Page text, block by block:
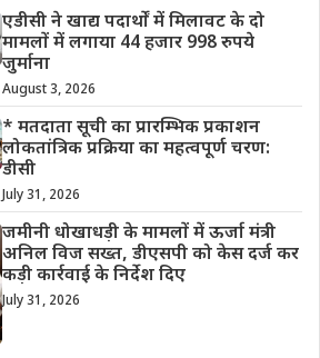
एडीसी ने खाद्य पदार्थों में मिलावट के दो
मामलों में लगाया 44 हजार 998 रुपये
जुर्माना
August 3, 2026
* मतदाता सूची का प्रारम्भिक प्रकाशन
लोकतांत्रिक प्रक्रिया का महत्वपूर्ण चरण:
डीसी
July 31, 2026
जमीनी धोखाधड़ी के मामलों में ऊर्जा मंत्री
अनिल विज सख्त, डीएसपी को केस दर्ज कर
कड़ी कार्रवाई के निर्देश दिए
July 31, 2026